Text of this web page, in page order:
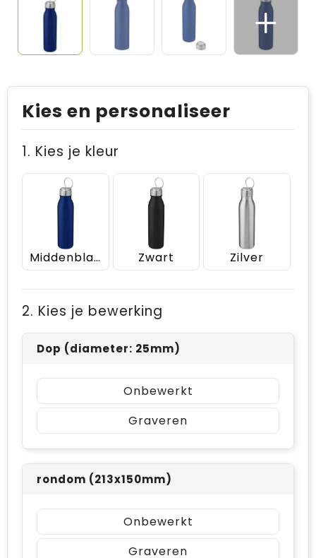
Kies en personaliseer
1. Kies je kleur
Middenblauw Zwart Zilver
2. Kies je bewerking
Dop (diameter: 25mm)
Onbewerkt
Graveren
rondom (213x150mm)
Onbewerkt
Graveren